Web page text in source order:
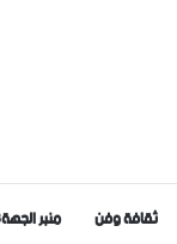
ثقافة وفن منبر الجهة8